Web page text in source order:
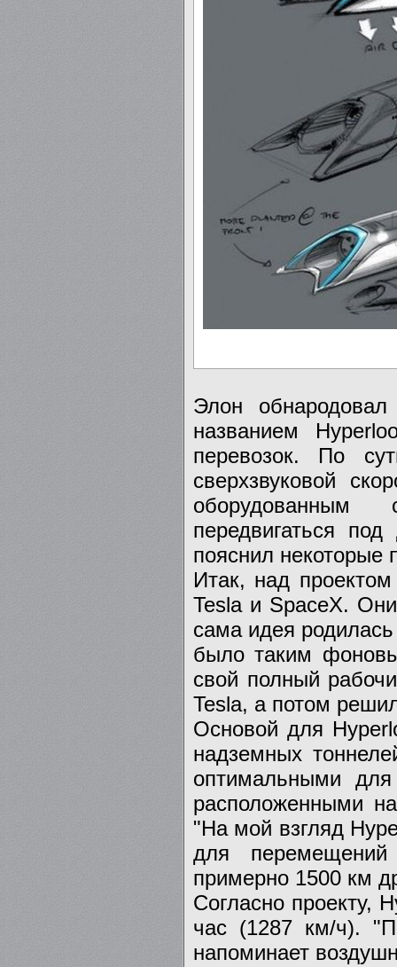
Элон обнародовал
названием
перевозок. По
сверхзвуковой
передвигаться
пояснил некоторые
Итак, над
Tesla и SpaceX.
сама идея
было таким
свой полный
Tesla, а потом
Основой для
надземных
оптимальными
расположенными
"На мой взгляд
для
примерно 1500 км
Согласно проекту,
час (1287 км/ч).
напоминает